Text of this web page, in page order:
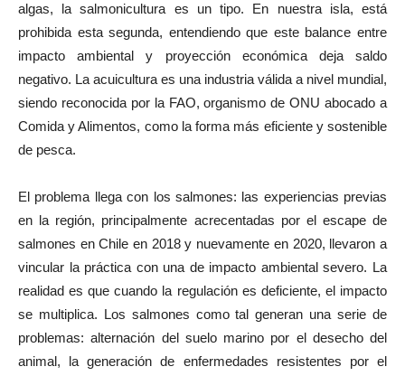
algas, la salmonicultura es un tipo. En nuestra isla, está
prohibida esta segunda, entendiendo que este balance entre
impacto ambiental y proyección económica deja saldo
negativo. La acuicultura es una industria válida a nivel mundial,
siendo reconocida por la FAO, organismo de ONU abocado a
Comida y Alimentos, como la forma más eficiente y sostenible
de pesca.
El problema llega con los salmones: las experiencias previas
en la región, principalmente acrecentadas por el escape de
salmones en Chile en 2018 y nuevamente en 2020, llevaron a
vincular la práctica con una de impacto ambiental severo. La
realidad es que cuando la regulación es deficiente, el impacto
se multiplica. Los salmones como tal generan una serie de
problemas: alternación del suelo marino por el desecho del
animal, la generación de enfermedades resistentes por el